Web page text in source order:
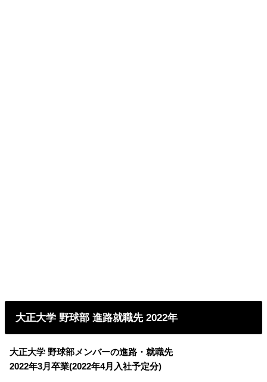
大正大学 野球部 進路就職先 2022年
大正大学 野球部メンバーの進路・就職先
2022年3月卒業(2022年4月入社予定分)